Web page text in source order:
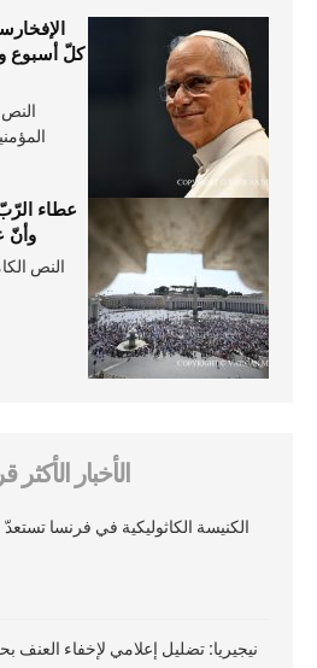
كلّ أسبوع
النص
المؤمنين
عطاء
وأنّ
النص
الأخبار الأكثر
الكنيسة الكاثوليكية في فرنسا تستعدّ
نيجيريا: تضليل إعلامي لإخفاء العنف